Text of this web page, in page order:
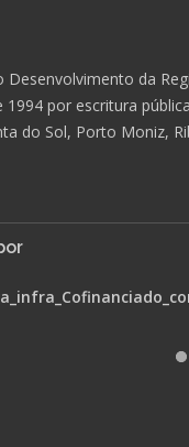
Desenvolvimento da
1994 por escritura
do Sol, Porto Moniz,